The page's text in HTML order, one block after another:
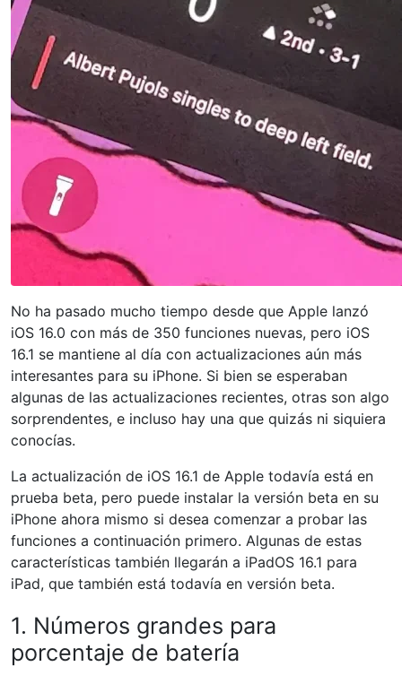
No ha pasado mucho tiempo desde que Apple lanzó
iOS 16.0 con más de 350 funciones nuevas, pero iOS
16.1 se mantiene al día con actualizaciones aún más
interesantes para su iPhone. Si bien se esperaban
algunas de las actualizaciones recientes, otras son algo
sorprendentes, e incluso hay una que quizás ni siquiera
conocías.
La actualización de iOS 16.1 de Apple todavía está en
prueba beta, pero puede instalar la versión beta en su
iPhone ahora mismo si desea comenzar a probar las
funciones a continuación primero. Algunas de estas
características también llegarán a iPadOS 16.1 para
iPad, que también está todavía en versión beta.
1. Números grandes para
porcentaje de batería